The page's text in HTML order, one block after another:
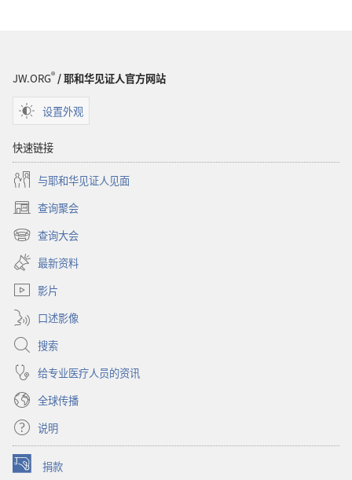
的
JW.ORG®/ 耶和华见证人官方网站
设置外观
快速链接
与耶和华见证人见面
查询聚会
（打
开
新
窗
口）
查询大会
（打
开
新
窗
最新资料
影片
口述影像
搜索
给专业医疗人员的资讯
全球传播
说明
捐款
（打